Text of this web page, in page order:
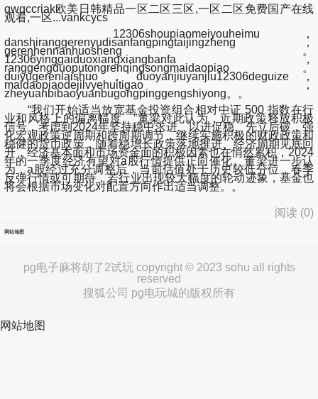
qwqccriak欧美日韩精品一区二区三区,一区二区免费国产在线
观看,一区...vankcycs
12306shoupiaomeiyouheimu，
danshiranggerenyudisanfangpingtaijingzheng，
gerenhennanhuosheng。
12306yinggaiduoxiangxiangbanfa，
ranggengduoputongrenqingsongmaidaopiao。
duiyugerenlaishuo，duoyanjiuyanjiu12306deguize，
maidaopiaodejilvyehuitigao，
zheyuanbibaoyuanbugongpinggengshiyong。。
“我们开始适当放宽基金投资组合相对中证 500 指数在行
业和风格上的偏离幅度。”董梁对此认为，近期政策释放积极
信号，考虑到2024年坚持稳中求进、以进促稳、先立后破，强
化宏观政策逆周期和跨周期调节，继续实施积极的财政政策和
稳健的货币政策，随着稳增长政策落地推进、经济周期见底回
升，经济基本面和市场资金面的积极因素也在悄然累积，2024
年的一季度经济有望对a股行情提供正向催化。董梁进一步认
为，a股经过充分调整后，当前估值处于历史较低分位，春季
反弹行情或可期待，若行业出现较大幅度的轮动迹象，基金也
将会根据市场变化对配置方向作出适当调整。。
阅读 (0)
网站地图
pg电子麻将胡了2试玩 copyright © 2023 sohu all rights
reserved
搜狐公司 pg电玩城的版权所有
网站地图